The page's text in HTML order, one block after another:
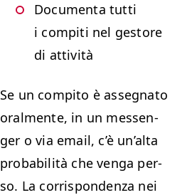
Doc­u­men­ta tut­ti
i com­pi­ti nel gestore
di attività
Se un com­pi­to è asseg­na­to
oral­mente, in un mes­sen­
ger o via email, c’è un’al­ta
prob­a­bil­ità che ven­ga per­
so. La cor­rispon­den­za nei